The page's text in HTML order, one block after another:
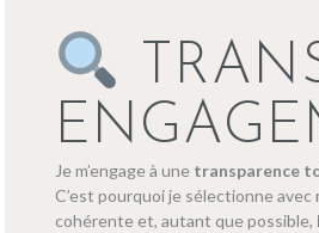
Je m’engage à une transparence
C’est pourquoi je sélectionne
cohérente et, autant que possible,